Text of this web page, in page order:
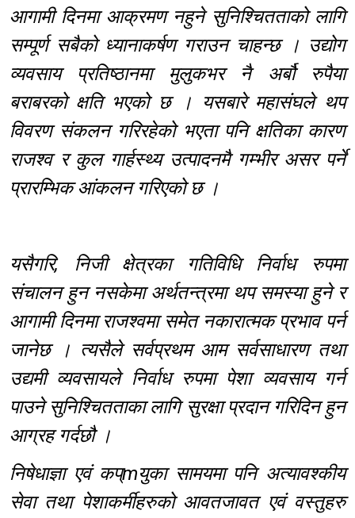
आगामी दिनमा आक्रमण नहुने सुनिश्चितताको लागि
सम्पूर्ण सबैको ध्यानाकर्षण गराउन चाहन्छ । उद्योग
व्यवसाय प्रतिष्ठानमा मुलुकभर नै अर्बौ रुपैया
बराबरको क्षति भएको छ । यसबारे महासंघले थप
विवरण संकलन गरिरहेको भएता पनि क्षतिका कारण
राजश्व र कुल गार्हस्थ्य उत्पादनमै गम्भीर असर पर्ने
प्रारम्भिक आंकलन गरिएको छ ।
यसैगरि, निजी क्षेत्रका गतिविधि निर्वाध रुपमा
संचालन हुन नसकेमा अर्थतन्त्रमा थप समस्या हुने र
आगामी दिनमा राजश्वमा समेत नकारात्मक प्रभाव पर्न
जानेछ । त्यसैले सर्वप्रथम आम सर्वसाधारण तथा
उद्यमी व्यवसायले निर्वाध रुपमा पेशा व्यवसाय गर्न
पाउने सुनिश्चितताका लागि सुरक्षा प्रदान गरिदिन हुन
आग्रह गर्दछौ ।
निषेधाज्ञा एवं कप्mयुका सामयमा पनि अत्यावश्कीय
सेवा तथा पेशाकर्मीहरुको आवतजावत एवं वस्तुहरु